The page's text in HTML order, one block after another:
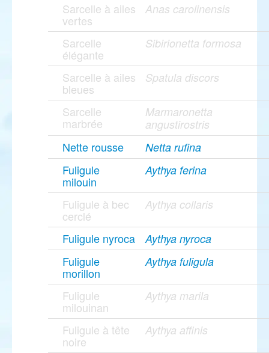
Sarcelle à ailes
vertes
Anas carolinensis
Sarcelle
élégante
Sibirionetta formosa
Sarcelle à ailes
bleues
Spatula discors
Sarcelle
marbrée
Marmaronetta
angustirostris
Nette rousse Netta rufina
Fuligule
milouin
Aythya ferina
Fuligule à bec
cerclé
Aythya collaris
Fuligule nyroca Aythya nyroca
Fuligule
morillon
Aythya fuligula
Fuligule
milouinan
Aythya marila
Fuligule à tête
noire
Aythya affinis